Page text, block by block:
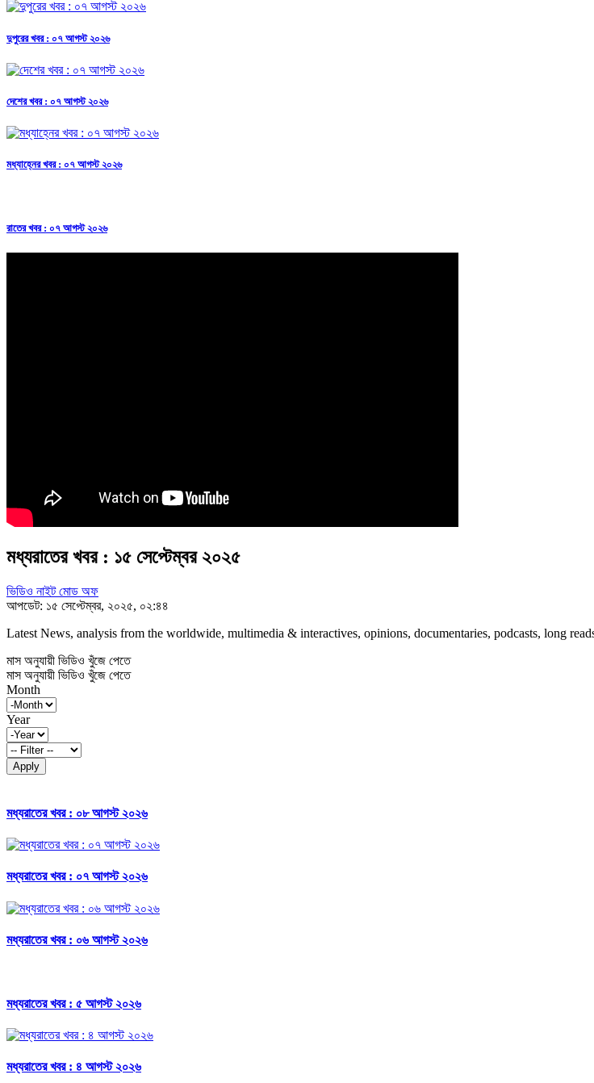
দুপুরের খবর : ০৭ আগস্ট ২০২৬
দেশের খবর : ০৭ আগস্ট ২০২৬
মধ্যাহ্নের খবর : ০৭ আগস্ট ২০২৬
রাতের খবর : ০৭ আগস্ট ২০২৬
মধ্যরাতের খবর : ১৫ সেপ্টেম্বর ২০২৫
ভিডিও নাইট মোড অফ
আপডেট: ১৫ সেপ্টেম্বর, ২০২৫, ০২:৪৪
Latest News, analysis from the worldwide, multimedia & interactives, opinions, documentaries, podcasts, long
মাস অনুযায়ী ভিডিও খুঁজে পেতে
মাস অনুযায়ী ভিডিও খুঁজে পেতে
Month
Year
Apply
মধ্যরাতের খবর : ০৮ আগস্ট ২০২৬
মধ্যরাতের খবর : ০৭ আগস্ট ২০২৬
মধ্যরাতের খবর : ০৬ আগস্ট ২০২৬
মধ্যরাতের খবর : ৫ আগস্ট ২০২৬
মধ্যরাতের খবর : ৪ আগস্ট ২০২৬